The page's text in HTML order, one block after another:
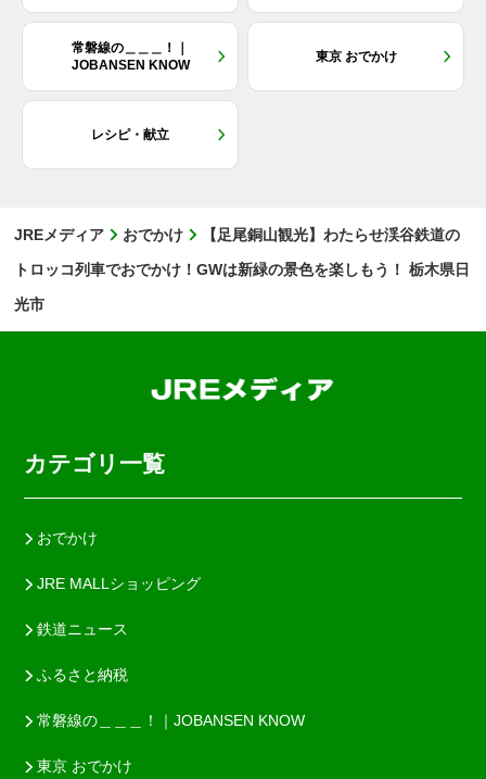
常磐線の＿＿＿！｜
JOBANSEN KNOW
東京 おでかけ
レシピ・献立
JREメディア おでかけ
【足尾銅山観光】わたらせ渓谷鉄道の
トロッコ列車でおでかけ！GWは新緑の景色を楽しもう！ 栃木県日
光市
カテゴリ一覧
おでかけ
JRE MALLショッピング
鉄道ニュース
ふるさと納税
常磐線の＿＿＿！｜JOBANSEN KNOW
東京 おでかけ